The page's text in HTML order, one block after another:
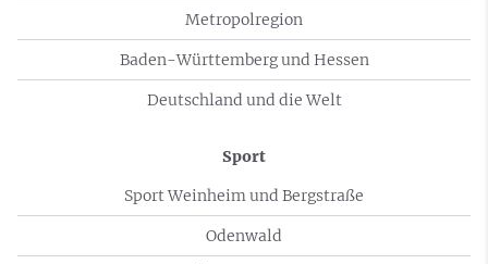
Metropolregion
Baden-Württemberg und Hessen
Deutschland und die Welt
Sport
Sport Weinheim und Bergstraße
Odenwald